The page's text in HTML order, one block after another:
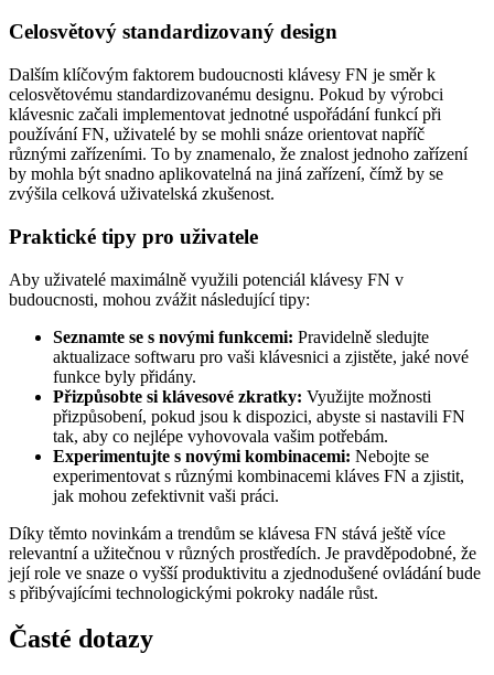
Celosvětový standardizovaný design
Dalším klíčovým faktorem budoucnosti klávesy FN je směr k
celosvětovému standardizovanému designu. Pokud by výrobci
klávesnic začali implementovat jednotné uspořádání funkcí při
používání FN, uživatelé by se mohli snáze orientovat napříč
různými zařízeními. To by znamenalo, že znalost jednoho zařízení
by mohla být snadno aplikovatelná na jiná zařízení, čímž by se
zvýšila celková uživatelská zkušenost.
Praktické tipy pro uživatele
Aby uživatelé maximálně využili potenciál klávesy FN v
budoucnosti, mohou zvážit následující tipy:
Seznamte se s novými funkcemi: Pravidelně sledujte
aktualizace softwaru pro vaši klávesnici a zjistěte, jaké nové
funkce byly přidány.
Přizpůsobte si klávesové zkratky: Využijte možnosti
přizpůsobení, pokud jsou k dispozici, abyste si nastavili FN
tak, aby co nejlépe vyhovovala vašim potřebám.
Experimentujte s novými kombinacemi: Nebojte se
experimentovat s různými kombinacemi kláves FN a zjistit,
jak mohou zefektivnit vaši práci.
Díky těmto novinkám a trendům se klávesa FN stává ještě více
relevantní a užitečnou v různých prostředích. Je pravděpodobné, že
její role ve snaze o vyšší produktivitu a zjednodušené ovládání bude
s přibývajícími technologickými pokroky nadále růst.
Časté dotazy